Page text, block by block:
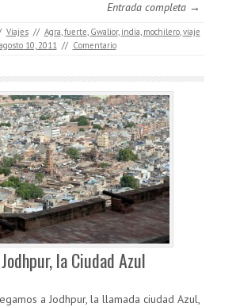
Entrada completa →
Viajes // Agra,fuerte, Gwalior, india, mochilero,viaje
agosto 10, 2011 // Comentario
la Ciudad Azul
a Jodhpur, la llamada ciudad Azul,